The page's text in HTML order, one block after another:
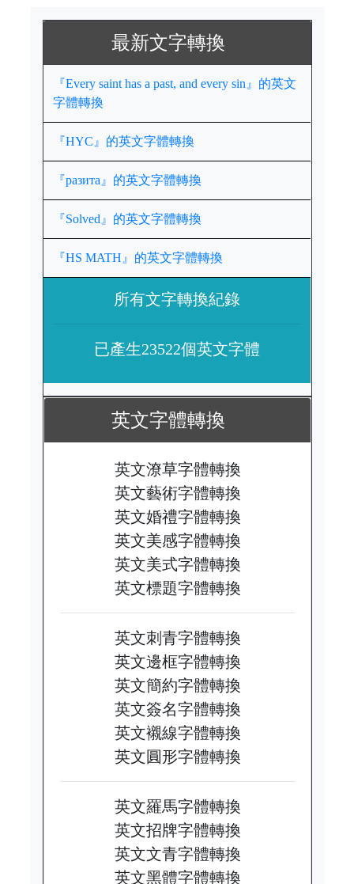
最新文字轉換
『Every saint has a past, and every sin』的英文
字體轉換
『HYC』的英文字體轉換
『разита』的英文字體轉換
『Solved』的英文字體轉換
『HS MATH』的英文字體轉換
所有文字轉換紀錄
已產生23522個英文字體
英文字體轉換
英文潦草字體轉換
英文藝術字體轉換
英文婚禮字體轉換
英文美感字體轉換
英文美式字體轉換
英文標題字體轉換
英文刺青字體轉換
英文邊框字體轉換
英文簡約字體轉換
英文簽名字體轉換
英文襯線字體轉換
英文圓形字體轉換
英文羅馬字體轉換
英文招牌字體轉換
英文文青字體轉換
英文黑體字體轉換